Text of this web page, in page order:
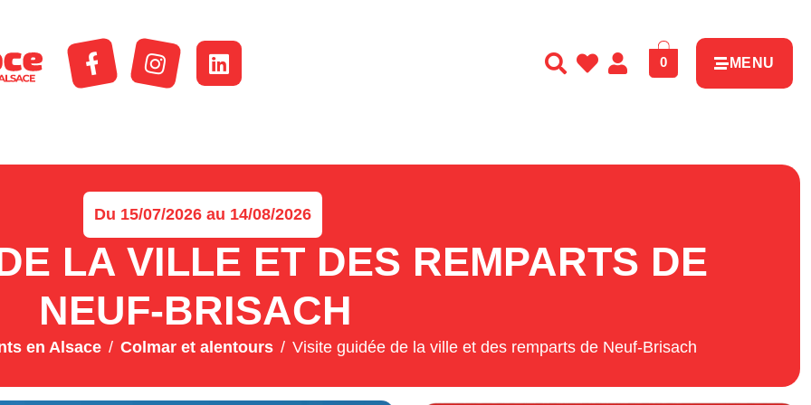
0 MENU
Du 15/07/2026 au 14/08/2026
LA VILLE ET DES REMPARTS DE
NEUF-BRISACH
en Alsace Colmar et alentours Visite guidée de la ville et des remparts de Neuf-Brisach